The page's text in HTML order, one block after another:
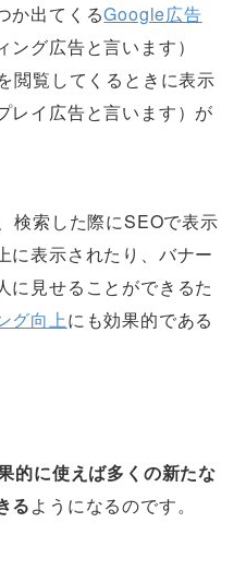
か出てくるGoogle広告
ング広告と言います）
閲覧してくるときに表示
レイ広告と言います）が
検索した際にSEOで表示
に表示されたり、バナー
に見せることができるた
グ向上にも効果的である
的に使えば多くの新たな
るようになるのです。